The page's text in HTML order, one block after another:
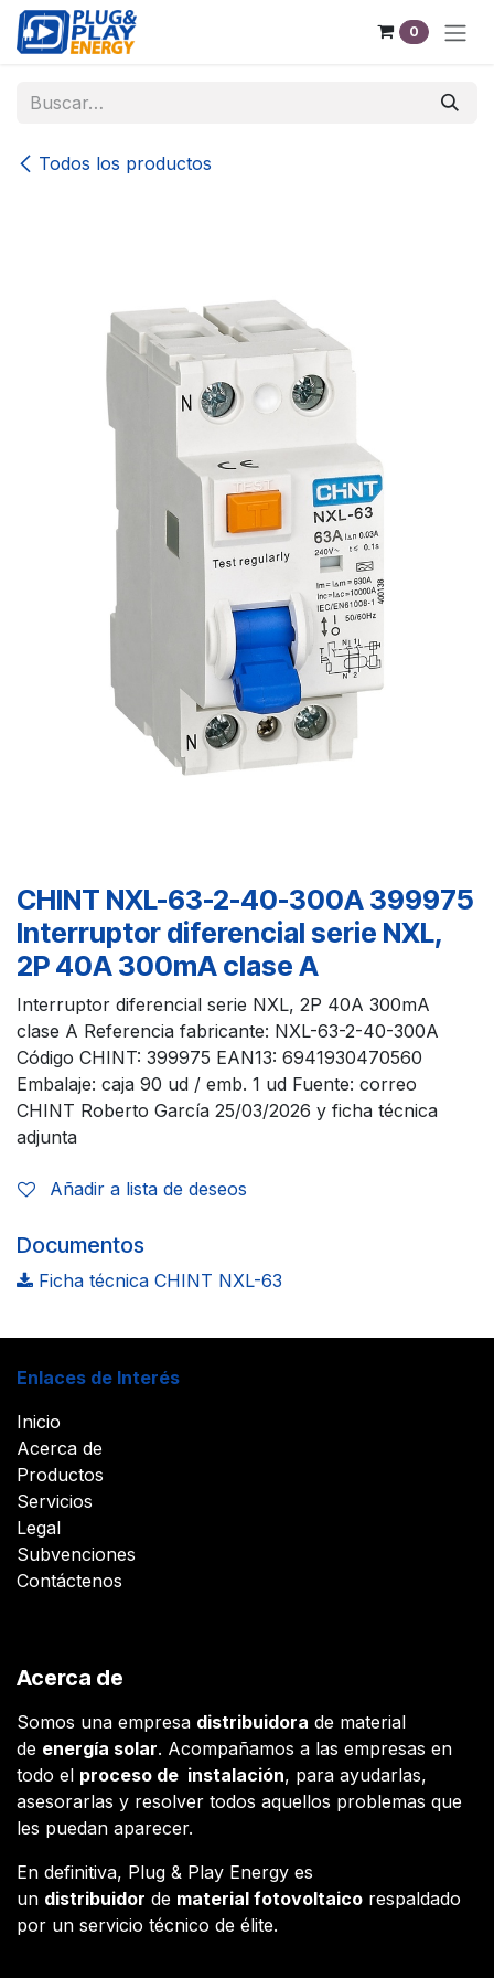
Ir al contenido
0
Todos los productos
CHINT NXL-63-2-40-300A 399975
Interruptor diferencial serie NXL,
2P 40A 300mA clase A
Interruptor diferencial serie NXL, 2P 40A 300mA
clase A Referencia fabricante: NXL-63-2-40-300A
Código CHINT: 399975 EAN13: 6941930470560
Embalaje: caja 90 ud / emb. 1 ud Fuente: correo
CHINT Roberto García 25/03/2026 y ficha técnica
adjunta
Añadir a lista de deseos
Documentos
Ficha técnica CHINT NXL-63
Enlaces de Interés
Inicio
Acerca de
Productos
Servicios
Legal
Subvenciones
Contáctenos
Acerca de
Somos una empresa distribuidora de material
de energía solar. Acompañamos a las empresas en
todo el proceso de instalación, para ayudarlas,
asesorarlas y resolver todos aquellos problemas que
les puedan aparecer.
En definitiva, Plug & Play Energy es
un distribuidor de material fotovoltaico respaldado
por un servicio técnico de élite.